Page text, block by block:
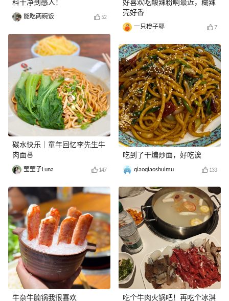
料干净到感人！
能吃两碗饭 52
碳水快乐｜童年回忆李先生牛
肉面🍜
莹莹子Luna 147
牛杂牛腩锅我很喜欢
好喜欢吃酸辣粉啊最近，糊辣
壳好香
一只橙子耶 7
吃到了干煸炒面，好吃诶
qiaoqiaoshuimu 133
吃个牛肉火锅吧！再吃个冰淇